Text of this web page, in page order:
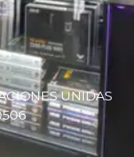
UNIDAS